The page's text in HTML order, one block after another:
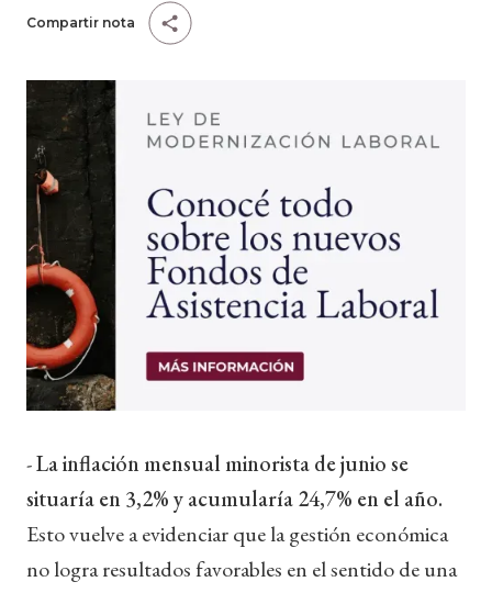
Compartir nota
-La inflación mensual minorista de junio se
situaría en 3,2% y acumularía 24,7% en el año.
Esto vuelve a evidenciar que la gestión económica
no logra resultados favorables en el sentido de una